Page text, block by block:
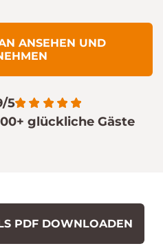
ANSEHEN UND
5
glückliche Gäste
PDF DOWNLOADEN